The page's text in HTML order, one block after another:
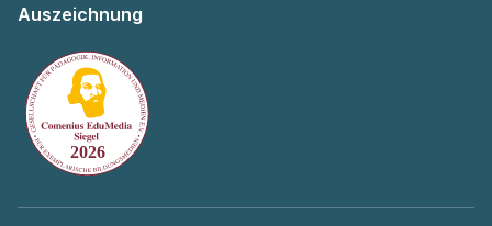
Auszeichnung